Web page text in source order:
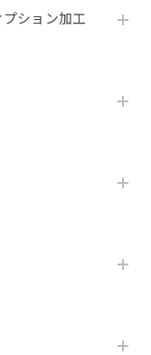
プション加工